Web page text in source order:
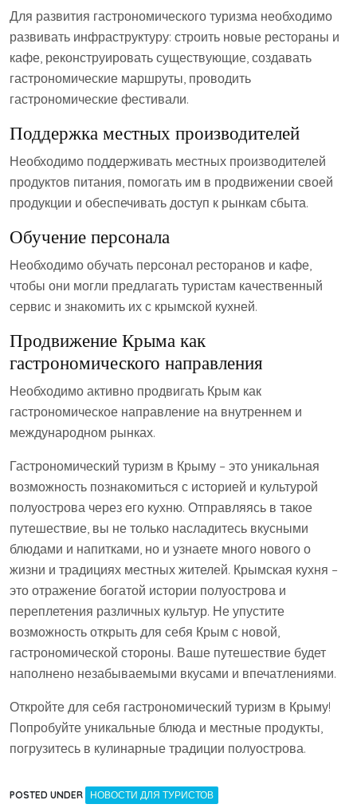
Для развития гастрономического туризма необходимо
развивать инфраструктуру: строить новые рестораны и
кафе‚ реконструировать существующие‚ создавать
гастрономические маршруты‚ проводить
гастрономические фестивали.
Поддержка местных производителей
Необходимо поддерживать местных производителей
продуктов питания‚ помогать им в продвижении своей
продукции и обеспечивать доступ к рынкам сбыта.
Обучение персонала
Необходимо обучать персонал ресторанов и кафе‚
чтобы они могли предлагать туристам качественный
сервис и знакомить их с крымской кухней.
Продвижение Крыма как
гастрономического направления
Необходимо активно продвигать Крым как
гастрономическое направление на внутреннем и
международном рынках.
Гастрономический туризм в Крыму – это уникальная
возможность познакомиться с историей и культурой
полуострова через его кухню. Отправляясь в такое
путешествие‚ вы не только насладитесь вкусными
блюдами и напитками‚ но и узнаете много нового о
жизни и традициях местных жителей. Крымская кухня –
это отражение богатой истории полуострова и
переплетения различных культур. Не упустите
возможность открыть для себя Крым с новой‚
гастрономической стороны. Ваше путешествие будет
наполнено незабываемыми вкусами и впечатлениями.
Откройте для себя гастрономический туризм в Крыму!
Попробуйте уникальные блюда и местные продукты‚
погрузитесь в кулинарные традиции полуострова.
POSTED UNDER НОВОСТИ ДЛЯ ТУРИСТОВ